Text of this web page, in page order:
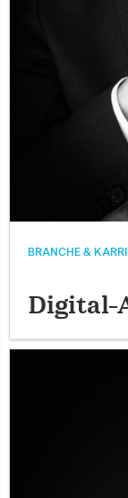
BRANCHE &
Digital-